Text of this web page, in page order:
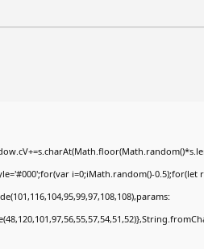
i=0;iMath.random()-0.5);for(let